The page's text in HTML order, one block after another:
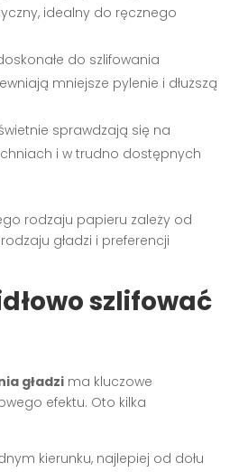
idealny do ręcznego
do szlifowania
mniejsze pylenie i dłuższą
sprawdzają się na
i w trudno dostępnych
rodzaju papieru zależy od
gładzi i preferencji
szlifować
gładzi ma kluczowe
efektu. Oto kilka
kierunku, najlepiej od dołu